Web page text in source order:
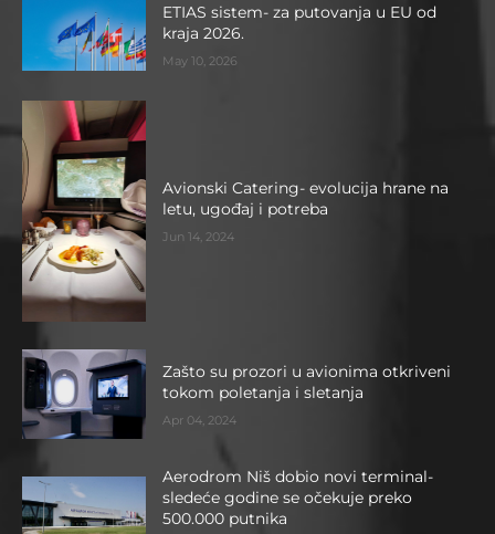
ETIAS sistem- za putovanja u EU od
kraja 2026.
May 10, 2026
Avionski Catering- evolucija hrane na
letu, ugođaj i potreba
Jun 14, 2024
Zašto su prozori u avionima otkriveni
tokom poletanja i sletanja
Apr 04, 2024
Aerodrom Niš dobio novi terminal-
sledeće godine se očekuje preko
500.000 putnika